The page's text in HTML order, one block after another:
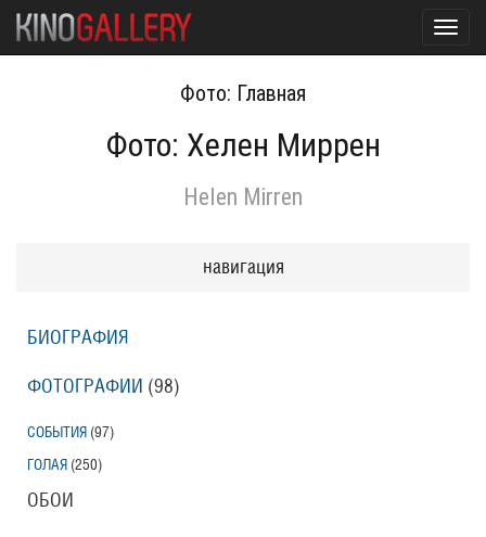
Фото: Главная
Фото: Хелен Миррен
Helen Mirren
навигация
БИОГРАФИЯ
ФОТОГРАФИИ (98)
СОБЫТИЯ (97)
ГОЛАЯ (250)
ОБОИ